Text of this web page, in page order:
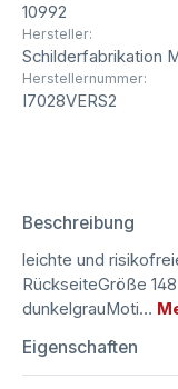
10992
Hersteller:
Schilderfabrikation
Herstellernummer:
I7028VERS2
Beschreibung
leichte und
RückseiteGröße
dunkelgrauMoti…
Eigenschaften